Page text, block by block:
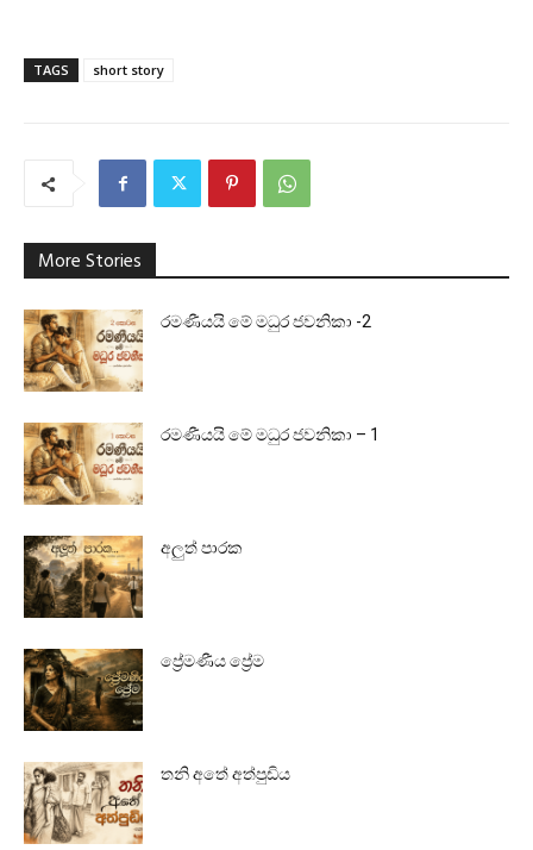
TAGS short story
More Stories
රමණීයයි මේ මධුර ජවනිකා -2
රමණීයයි මේ මධුර ජවනිකා – 1
අලුත් පාරක
ප්‍රේමණීය ප්‍රේම
තනි අතේ අත්පුඩිය